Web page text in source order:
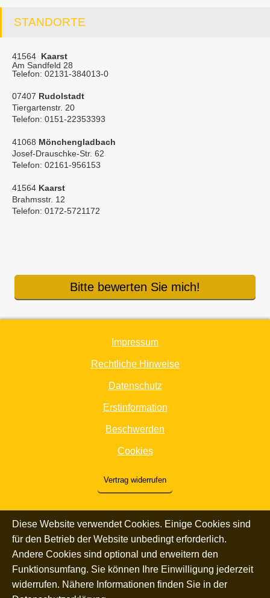
STANDORTE
41564 Kaarst
Am Sandfeld 28
Telefon: 02131-384013-0
07407 Rudolstadt
Tiergartenstr. 20
Telefon: 0151-22353393
41068 Mönchengladbach
Josef-Drauschke-Str. 62
Telefon: 02161-956153
41564 Kaarst
Brahmsstr. 12
Telefon: 0172-5721172
Bitte bewerten Sie mich!
Impressum
Rechtliche Hinweise
Datenschutz
Erstinformation
Beschwerden
Cookies
Vertrag widerrufen
Diese Website verwendet Cookies. Einige Cookies sind
für den Betrieb der Website unbedingt erforderlich.
Andere Cookies sind optional und erweitern den
Funktionsumfang. Sie können Ihre Einwilligung jederzeit
widerrufen. Nähere Informationen finden Sie in der